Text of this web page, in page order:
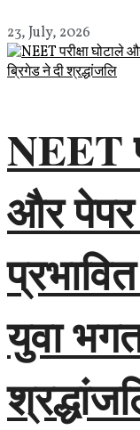
23, July, 2026
NEET
और
प्रभावित
युवा